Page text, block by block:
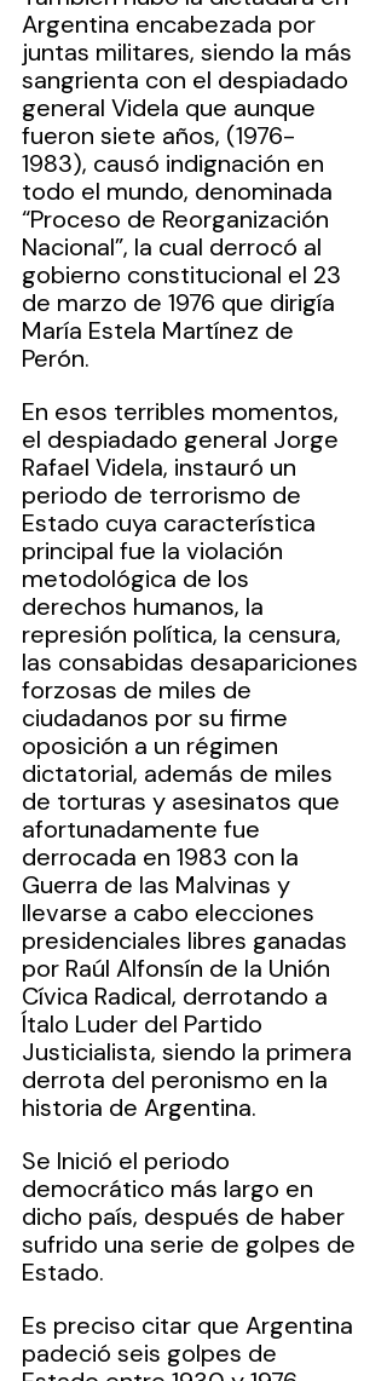
Argentina encabezada por
juntas militares, siendo la más
sangrienta con el despiadado
general Videla que aunque
fueron siete años, (1976-
1983), causó indignación en
todo el mundo, denominada
“Proceso de Reorganización
Nacional”, la cual derrocó al
gobierno constitucional el 23
de marzo de 1976 que dirigía
María Estela Martínez de
Perón.
En esos terribles momentos,
el despiadado general Jorge
Rafael Videla, instauró un
periodo de terrorismo de
Estado cuya característica
principal fue la violación
metodológica de los
derechos humanos, la
represión política, la censura,
las consabidas desapariciones
forzosas de miles de
ciudadanos por su firme
oposición a un régimen
dictatorial, además de miles
de torturas y asesinatos que
afortunadamente fue
derrocada en 1983 con la
Guerra de las Malvinas y
llevarse a cabo elecciones
presidenciales libres ganadas
por Raúl Alfonsín de la Unión
Cívica Radical, derrotando a
Ítalo Luder del Partido
Justicialista, siendo la primera
derrota del peronismo en la
historia de Argentina.
Se Inició el periodo
democrático más largo en
dicho país, después de haber
sufrido una serie de golpes de
Estado.
Es preciso citar que Argentina
padeció seis golpes de